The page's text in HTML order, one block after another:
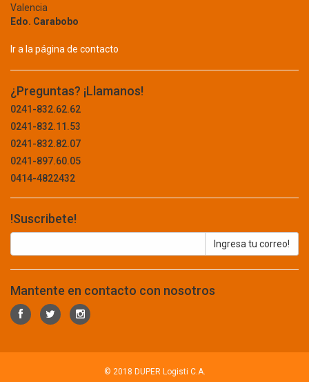
SUMERGIBLE
TRASEGAR
ACCESORIOS
ALMACENAMIENTO
BANDEJA PARA CPU
CABLE
CONSUMIBLE
IMPRESORAS
LAPTOP
BEARGRIP
BELFLEX
BELLOTA
BELT-G
BENOTTO
BEST VALUE
BHALARIA
BIOTECH
BITUPLAST
BLACK AND DECKER
BLUE CROSS
BLUELOCK
BOEHRINGER INGELHEIM
BOND
BOSSMAN TOOLS
Valencia
Edo. Carabobo
Ir a la página de contacto
¿Preguntas? ¡Llamanos!
0241-832.62.62
0241-832.11.53
0241-832.82.07
0241-897.60.05
0414-4822432
!Suscribete!
Mantente en contacto con nosotros
© 2018 DUPER Logisti C.A.